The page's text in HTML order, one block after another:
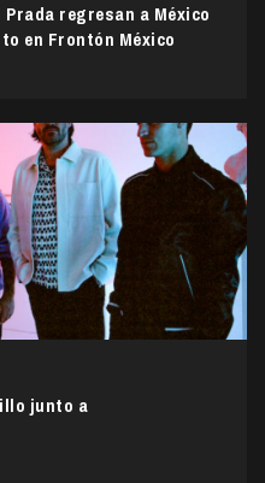
regresan a México
en Frontón México
junto a